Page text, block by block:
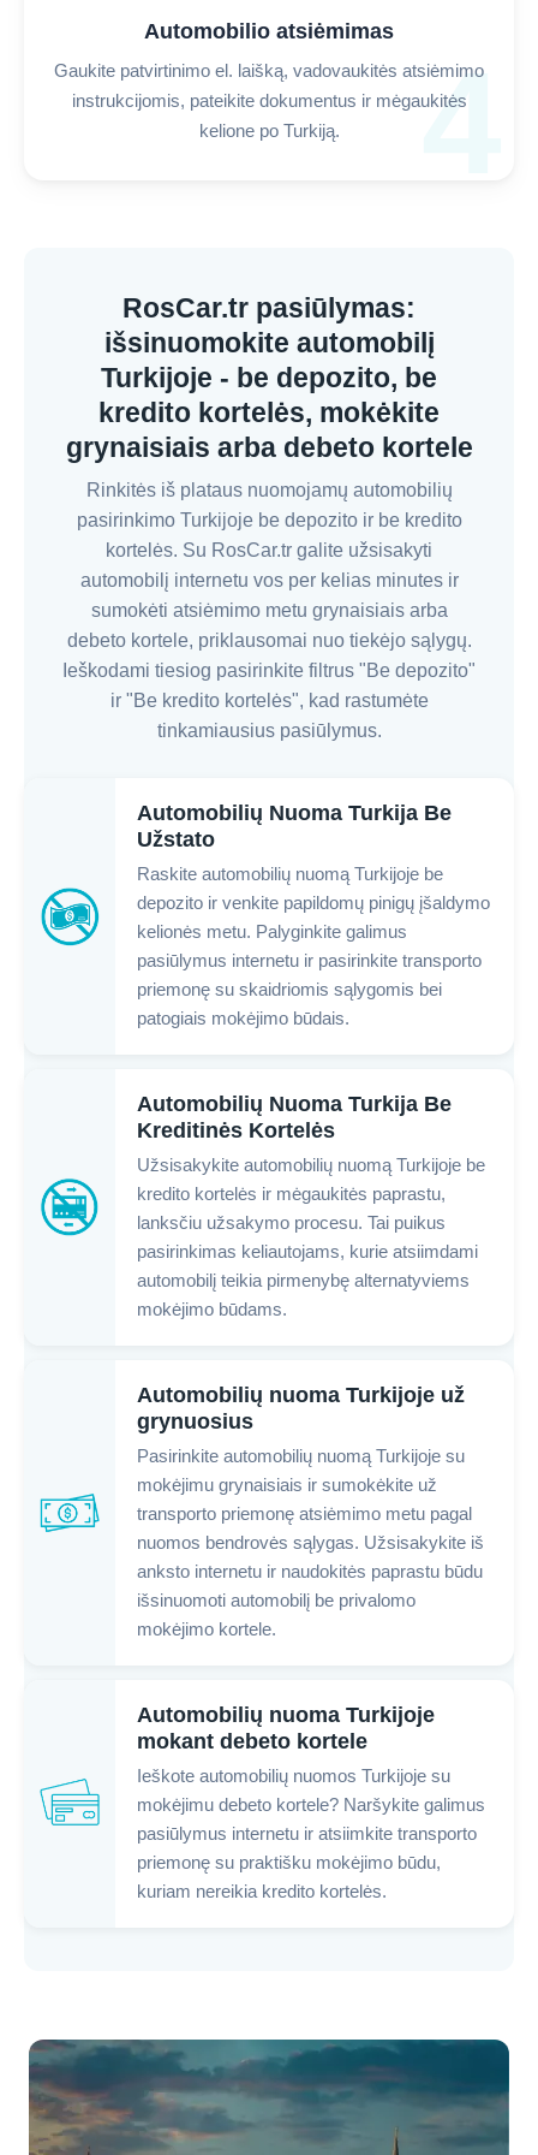
4
Automobilio atsiėmimas
Gaukite patvirtinimo el. laišką, vadovaukitės atsiėmimo
instrukcijomis, pateikite dokumentus ir mėgaukitės
kelione po Turkiją.
RosCar.tr pasiūlymas:
išsinuomokite automobilį
Turkijoje - be depozito, be
kredito kortelės, mokėkite
grynaisiais arba debeto kortele
Rinkitės iš plataus nuomojamų automobilių
pasirinkimo Turkijoje be depozito ir be kredito
kortelės. Su RosCar.tr galite užsisakyti
automobilį internetu vos per kelias minutes ir
sumokėti atsiėmimo metu grynaisiais arba
debeto kortele, priklausomai nuo tiekėjo sąlygų.
Ieškodami tiesiog pasirinkite filtrus "Be depozito"
ir "Be kredito kortelės", kad rastumėte
tinkamiausius pasiūlymus.
Automobilių Nuoma Turkija Be
Užstato
Raskite automobilių nuomą Turkijoje be
depozito ir venkite papildomų pinigų įšaldymo
kelionės metu. Palyginkite galimus
pasiūlymus internetu ir pasirinkite transporto
priemonę su skaidriomis sąlygomis bei
patogiais mokėjimo būdais.
Automobilių Nuoma Turkija Be
Kreditinės Kortelės
Užsisakykite automobilių nuomą Turkijoje be
kredito kortelės ir mėgaukitės paprastu,
lanksčiu užsakymo procesu. Tai puikus
pasirinkimas keliautojams, kurie atsiimdami
automobilį teikia pirmenybę alternatyviems
mokėjimo būdams.
Automobilių nuoma Turkijoje už
grynuosius
Pasirinkite automobilių nuomą Turkijoje su
mokėjimu grynaisiais ir sumokėkite už
transporto priemonę atsiėmimo metu pagal
nuomos bendrovės sąlygas. Užsisakykite iš
anksto internetu ir naudokitės paprastu būdu
išsinuomoti automobilį be privalomo
mokėjimo kortele.
Automobilių nuoma Turkijoje
mokant debeto kortele
Ieškote automobilių nuomos Turkijoje su
mokėjimu debeto kortele? Naršykite galimus
pasiūlymus internetu ir atsiimkite transporto
priemonę su praktišku mokėjimo būdu,
kuriam nereikia kredito kortelės.